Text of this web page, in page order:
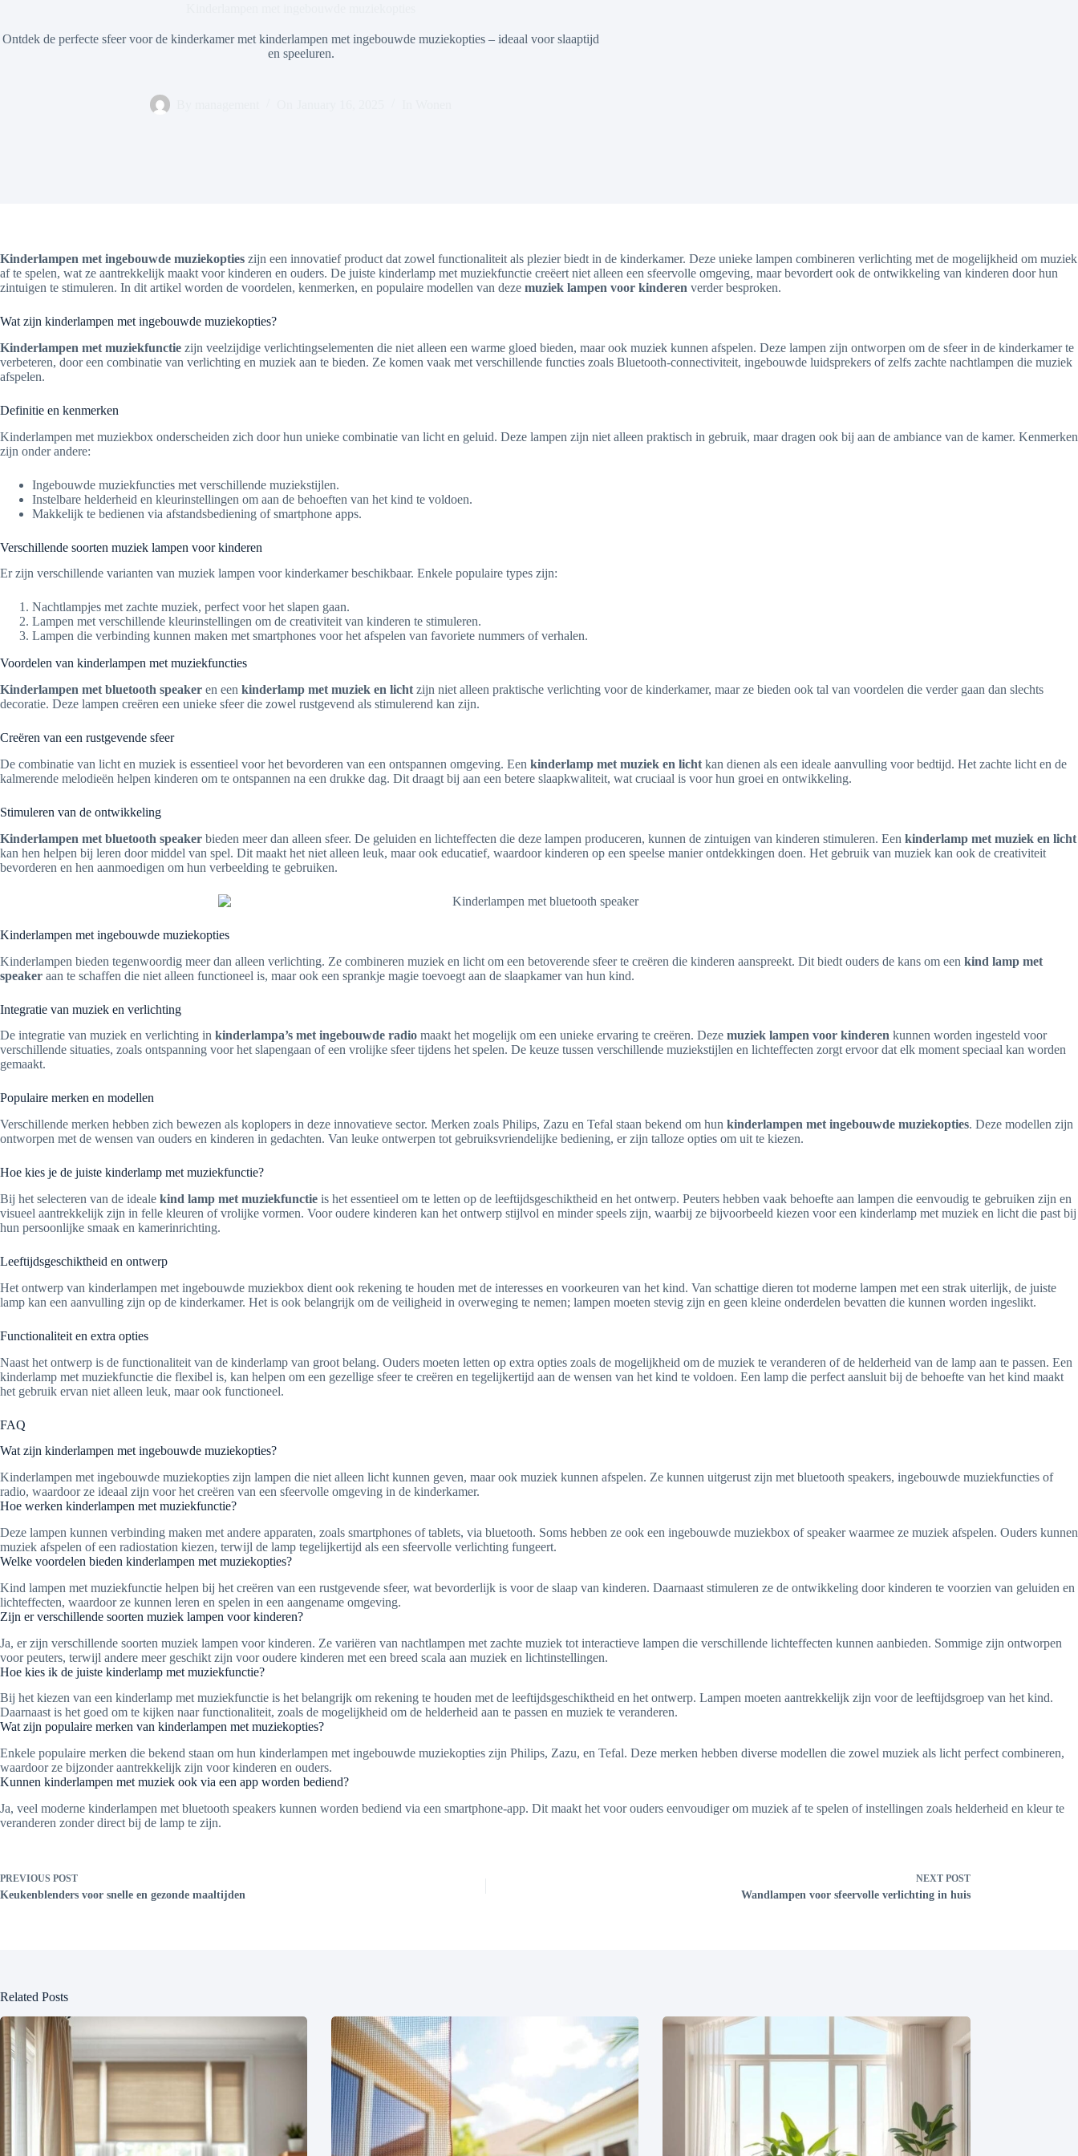
Ontdek de perfecte sfeer voor de kinderkamer met kinderlampen met ingebouwde muziekopties – ideaal voor slaaptijd
en speeluren.
Kinderlampen met ingebouwde muziekopties zijn een innovatief product dat zowel functionaliteit als plezier biedt in de kinderkamer. Deze unieke lampen combineren verlichting met de mogelijkheid om muziek
af te spelen, wat ze aantrekkelijk maakt voor kinderen en ouders. De juiste kinderlamp met muziekfunctie creëert niet alleen een sfeervolle omgeving, maar bevordert ook de ontwikkeling van kinderen door hun
zintuigen te stimuleren. In dit artikel worden de voordelen, kenmerken, en populaire modellen van deze muziek lampen voor kinderen verder besproken.
Wat zijn kinderlampen met ingebouwde muziekopties?
Kinderlampen met muziekfunctie zijn veelzijdige verlichtingselementen die niet alleen een warme gloed bieden, maar ook muziek kunnen afspelen. Deze lampen zijn ontworpen om de sfeer in de kinderkamer te
verbeteren, door een combinatie van verlichting en muziek aan te bieden. Ze komen vaak met verschillende functies zoals Bluetooth-connectiviteit, ingebouwde luidsprekers of zelfs zachte nachtlampen die muziek
afspelen.
Definitie en kenmerken
Kinderlampen met muziekbox onderscheiden zich door hun unieke combinatie van licht en geluid. Deze lampen zijn niet alleen praktisch in gebruik, maar dragen ook bij aan de ambiance van de kamer. Kenmerken
zijn onder andere:
Ingebouwde muziekfuncties met verschillende muziekstijlen.
Instelbare helderheid en kleurinstellingen om aan de behoeften van het kind te voldoen.
Makkelijk te bedienen via afstandsbediening of smartphone apps.
Verschillende soorten muziek lampen voor kinderen
Er zijn verschillende varianten van muziek lampen voor kinderkamer beschikbaar. Enkele populaire types zijn:
Nachtlampjes met zachte muziek, perfect voor het slapen gaan.
Lampen met verschillende kleurinstellingen om de creativiteit van kinderen te stimuleren.
Lampen die verbinding kunnen maken met smartphones voor het afspelen van favoriete nummers of verhalen.
Voordelen van kinderlampen met muziekfuncties
Kinderlampen met bluetooth speaker en een kinderlamp met muziek en licht zijn niet alleen praktische verlichting voor de kinderkamer, maar ze bieden ook tal van voordelen die verder gaan dan slechts
decoratie. Deze lampen creëren een unieke sfeer die zowel rustgevend als stimulerend kan zijn.
Creëren van een rustgevende sfeer
De combinatie van licht en muziek is essentieel voor het bevorderen van een ontspannen omgeving. Een kinderlamp met muziek en licht kan dienen als een ideale aanvulling voor bedtijd. Het zachte licht en de
kalmerende melodieën helpen kinderen om te ontspannen na een drukke dag. Dit draagt bij aan een betere slaapkwaliteit, wat cruciaal is voor hun groei en ontwikkeling.
Stimuleren van de ontwikkeling
Kinderlampen met bluetooth speaker bieden meer dan alleen sfeer. De geluiden en lichteffecten die deze lampen produceren, kunnen de zintuigen van kinderen stimuleren. Een kinderlamp met muziek en licht
kan hen helpen bij leren door middel van spel. Dit maakt het niet alleen leuk, maar ook educatief, waardoor kinderen op een speelse manier ontdekkingen doen. Het gebruik van muziek kan ook de creativiteit
bevorderen en hen aanmoedigen om hun verbeelding te gebruiken.
Kinderlampen met ingebouwde muziekopties
Kinderlampen bieden tegenwoordig meer dan alleen verlichting. Ze combineren muziek en licht om een betoverende sfeer te creëren die kinderen aanspreekt. Dit biedt ouders de kans om een kind lamp met
speaker aan te schaffen die niet alleen functioneel is, maar ook een sprankje magie toevoegt aan de slaapkamer van hun kind.
Integratie van muziek en verlichting
De integratie van muziek en verlichting in kinderlampa’s met ingebouwde radio maakt het mogelijk om een unieke ervaring te creëren. Deze muziek lampen voor kinderen kunnen worden ingesteld voor
verschillende situaties, zoals ontspanning voor het slapengaan of een vrolijke sfeer tijdens het spelen. De keuze tussen verschillende muziekstijlen en lichteffecten zorgt ervoor dat elk moment speciaal kan worden
gemaakt.
Populaire merken en modellen
Verschillende merken hebben zich bewezen als koplopers in deze innovatieve sector. Merken zoals Philips, Zazu en Tefal staan bekend om hun kinderlampen met ingebouwde muziekopties. Deze modellen zijn
ontworpen met de wensen van ouders en kinderen in gedachten. Van leuke ontwerpen tot gebruiksvriendelijke bediening, er zijn talloze opties om uit te kiezen.
Hoe kies je de juiste kinderlamp met muziekfunctie?
Bij het selecteren van de ideale kind lamp met muziekfunctie is het essentieel om te letten op de leeftijdsgeschiktheid en het ontwerp. Peuters hebben vaak behoefte aan lampen die eenvoudig te gebruiken zijn en
visueel aantrekkelijk zijn in felle kleuren of vrolijke vormen. Voor oudere kinderen kan het ontwerp stijlvol en minder speels zijn, waarbij ze bijvoorbeeld kiezen voor een kinderlamp met muziek en licht die past bij
hun persoonlijke smaak en kamerinrichting.
Leeftijdsgeschiktheid en ontwerp
Het ontwerp van kinderlampen met ingebouwde muziekbox dient ook rekening te houden met de interesses en voorkeuren van het kind. Van schattige dieren tot moderne lampen met een strak uiterlijk, de juiste
lamp kan een aanvulling zijn op de kinderkamer. Het is ook belangrijk om de veiligheid in overweging te nemen; lampen moeten stevig zijn en geen kleine onderdelen bevatten die kunnen worden ingeslikt.
Functionaliteit en extra opties
Naast het ontwerp is de functionaliteit van de kinderlamp van groot belang. Ouders moeten letten op extra opties zoals de mogelijkheid om de muziek te veranderen of de helderheid van de lamp aan te passen. Een
kinderlamp met muziekfunctie die flexibel is, kan helpen om een gezellige sfeer te creëren en tegelijkertijd aan de wensen van het kind te voldoen. Een lamp die perfect aansluit bij de behoefte van het kind maakt
het gebruik ervan niet alleen leuk, maar ook functioneel.
FAQ
Wat zijn kinderlampen met ingebouwde muziekopties?
Kinderlampen met ingebouwde muziekopties zijn lampen die niet alleen licht kunnen geven, maar ook muziek kunnen afspelen. Ze kunnen uitgerust zijn met bluetooth speakers, ingebouwde muziekfuncties of
radio, waardoor ze ideaal zijn voor het creëren van een sfeervolle omgeving in de kinderkamer.
Hoe werken kinderlampen met muziekfunctie?
Deze lampen kunnen verbinding maken met andere apparaten, zoals smartphones of tablets, via bluetooth. Soms hebben ze ook een ingebouwde muziekbox of speaker waarmee ze muziek afspelen. Ouders kunnen
muziek afspelen of een radiostation kiezen, terwijl de lamp tegelijkertijd als een sfeervolle verlichting fungeert.
Welke voordelen bieden kinderlampen met muziekopties?
Kind lampen met muziekfunctie helpen bij het creëren van een rustgevende sfeer, wat bevorderlijk is voor de slaap van kinderen. Daarnaast stimuleren ze de ontwikkeling door kinderen te voorzien van geluiden en
lichteffecten, waardoor ze kunnen leren en spelen in een aangename omgeving.
Zijn er verschillende soorten muziek lampen voor kinderen?
Ja, er zijn verschillende soorten muziek lampen voor kinderen. Ze variëren van nachtlampen met zachte muziek tot interactieve lampen die verschillende lichteffecten kunnen aanbieden. Sommige zijn ontworpen
voor peuters, terwijl andere meer geschikt zijn voor oudere kinderen met een breed scala aan muziek en lichtinstellingen.
Hoe kies ik de juiste kinderlamp met muziekfunctie?
Bij het kiezen van een kinderlamp met muziekfunctie is het belangrijk om rekening te houden met de leeftijdsgeschiktheid en het ontwerp. Lampen moeten aantrekkelijk zijn voor de leeftijdsgroep van het kind.
Daarnaast is het goed om te kijken naar functionaliteit, zoals de mogelijkheid om de helderheid aan te passen en muziek te veranderen.
Wat zijn populaire merken van kinderlampen met muziekopties?
Enkele populaire merken die bekend staan om hun kinderlampen met ingebouwde muziekopties zijn Philips, Zazu, en Tefal. Deze merken hebben diverse modellen die zowel muziek als licht perfect combineren,
waardoor ze bijzonder aantrekkelijk zijn voor kinderen en ouders.
Kunnen kinderlampen met muziek ook via een app worden bediend?
Ja, veel moderne kinderlampen met bluetooth speakers kunnen worden bediend via een smartphone-app. Dit maakt het voor ouders eenvoudiger om muziek af te spelen of instellingen zoals helderheid en kleur te
veranderen zonder direct bij de lamp te zijn.
PREVIOUS POST
Keukenblenders voor snelle en gezonde maaltijden
NEXT POST
Wandlampen voor sfeervolle verlichting in huis
Related Posts